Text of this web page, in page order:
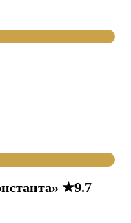
★9.7